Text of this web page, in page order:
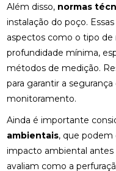
Além disso, normas
instalação do poço.
aspectos como o tipo de
profundidade mínima,
métodos de medição.
para garantir a
monitoramento.
Ainda é importante
ambientais, que podem
impacto ambiental antes
avaliam como a